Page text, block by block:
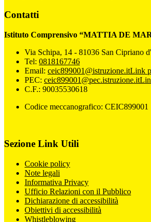
Contatti
Istituto Comprensivo “MATTIA DE
Via Schipa, 14 - 81036 San Cipriano
Tel: 0818167746
Email: ceic899001@istruzione.itLink
PEC: ceic899001@pec.istruzione.it
C.F.: 90035530618
Codice meccanografico: CEIC899001
Sezione Link Utili
Cookie policy
Note legali
Informativa Privacy
Ufficio Relazioni con il Pubblico
Dichiarazione di accessibilità
Obiettivi di accessibilità
Whistleblowing